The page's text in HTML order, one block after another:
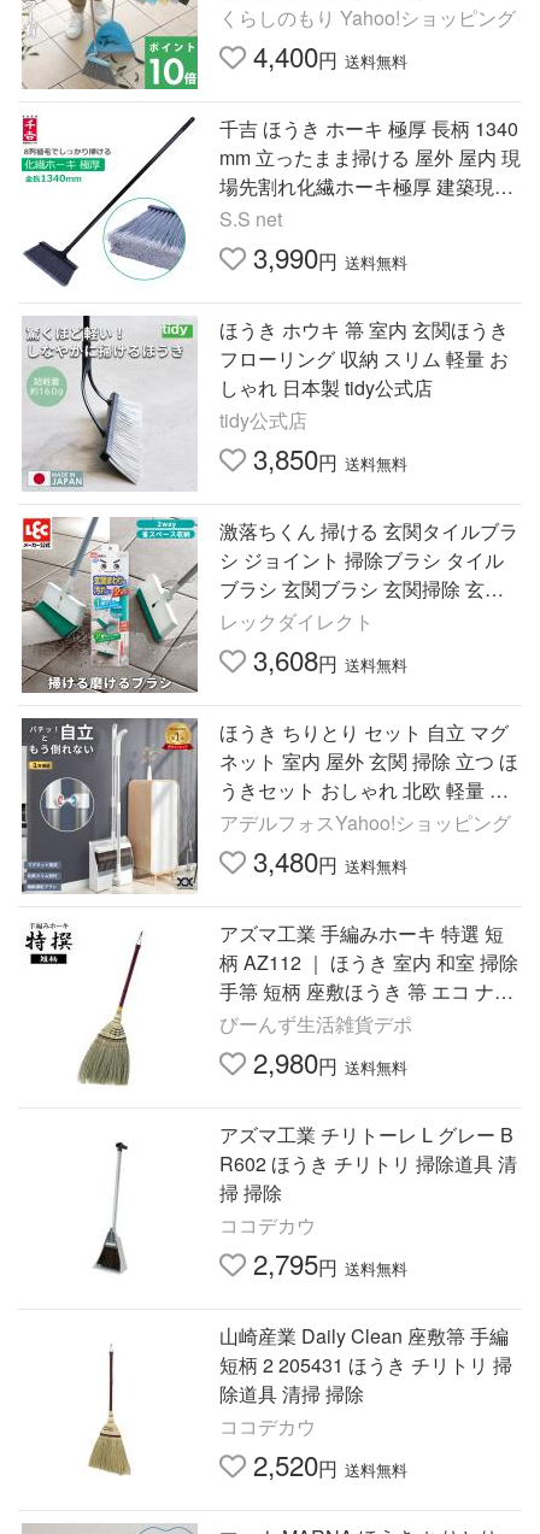
くらしのもり Yahoo!ショッピング
4,400円 送料無料
千吉 ほうき ホーキ 極厚 長柄 1340
mm 立ったまま掃ける 屋外 屋内 現
場先割れ化繊ホーキ極厚 建築現場
道路工事 室内 SGB-26
S.S net
3,990円 送料無料
ほうき ホウキ 箒 室内 玄関ほうき
フローリング 収納 スリム 軽量 お
しゃれ 日本製 tidy公式店
tidy公式店
3,850円 送料無料
激落ちくん 掃ける 玄関タイルブラ
シ ジョイント 掃除ブラシ タイル
ブラシ 玄関ブラシ 玄関掃除 玄関
掃除 ブラシ 玄関掃除ブラシ 掃除
用ブラシ 掃除道具 レック
レックダイレクト
3,608円 送料無料
ほうき ちりとり セット 自立 マグ
ネット 室内 屋外 玄関 掃除 立つ ほ
うきセット おしゃれ 北欧 軽量 コ
ンパクト スリム 櫛付き コーム DU
S1
アデルフォスYahoo!ショッピング
3,480円 送料無料
アズマ工業 手編みホーキ 特選 短
柄 AZ112 ｜ ほうき 室内 和室 掃除
手箒 短柄 座敷ほうき 箒 エコ ナチ
ュラル 畳 昔ながら 静か
びーんず生活雑貨デポ
2,980円 送料無料
アズマ工業 チリトーレ L グレー B
R602 ほうき チリトリ 掃除道具 清
掃 掃除
ココデカウ
2,795円 送料無料
山崎産業 Daily Clean 座敷箒 手編
短柄 2 205431 ほうき チリトリ 掃
除道具 清掃 掃除
ココデカウ
2,520円 送料無料